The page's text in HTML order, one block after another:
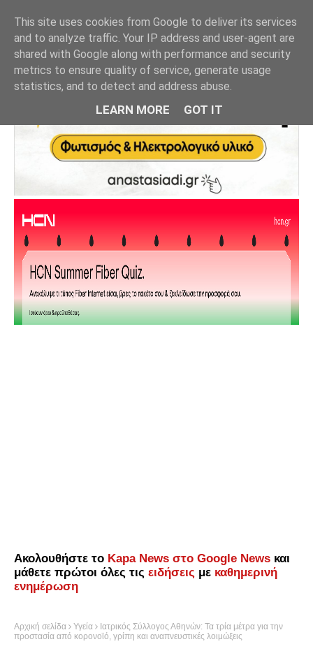
Ακολουθήστε το Kapa News στο Google News και
μάθετε πρώτοι όλες τις ειδήσεις με καθημερινή
ενημέρωση
Αρχική σελίδα Υγεία
Ιατρικός Σύλλογος Αθηνών: Τα τρία μέτρα για την
προστασία από κορονοϊό, γρίπη και αναπνευστικές λοιμώξεις
This site uses cookies from Google to deliver its services
and to analyze traffic. Your IP address and user-agent are
shared with Google along with performance and security
metrics to ensure quality of service, generate usage
statistics, and to detect and address abuse.
LEARN MORE GOT IT